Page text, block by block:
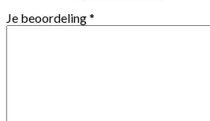
Je beoordeling*